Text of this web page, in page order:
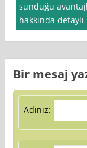
sunduğu
hakkında
Bir mesaj
Adınız: